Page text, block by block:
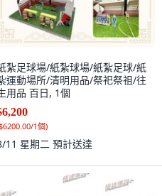
紮足球場/紙紮球場/紙紮足球/紙
運動場所/清明用品/祭祀祭祖/往
用品 百日, 1個
1個)
11 星期二 預計送達